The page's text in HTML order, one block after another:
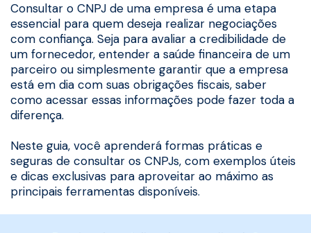
Consultar o CNPJ de uma empresa é uma etapa
essencial para quem deseja realizar negociações
com confiança. Seja para avaliar a credibilidade de
um fornecedor, entender a saúde financeira de um
parceiro ou simplesmente garantir que a empresa
está em dia com suas obrigações fiscais, saber
como acessar essas informações pode fazer toda a
diferença.
Neste guia, você aprenderá formas práticas e
seguras de consultar os CNPJs, com exemplos úteis
e dicas exclusivas para aproveitar ao máximo as
principais ferramentas disponíveis.